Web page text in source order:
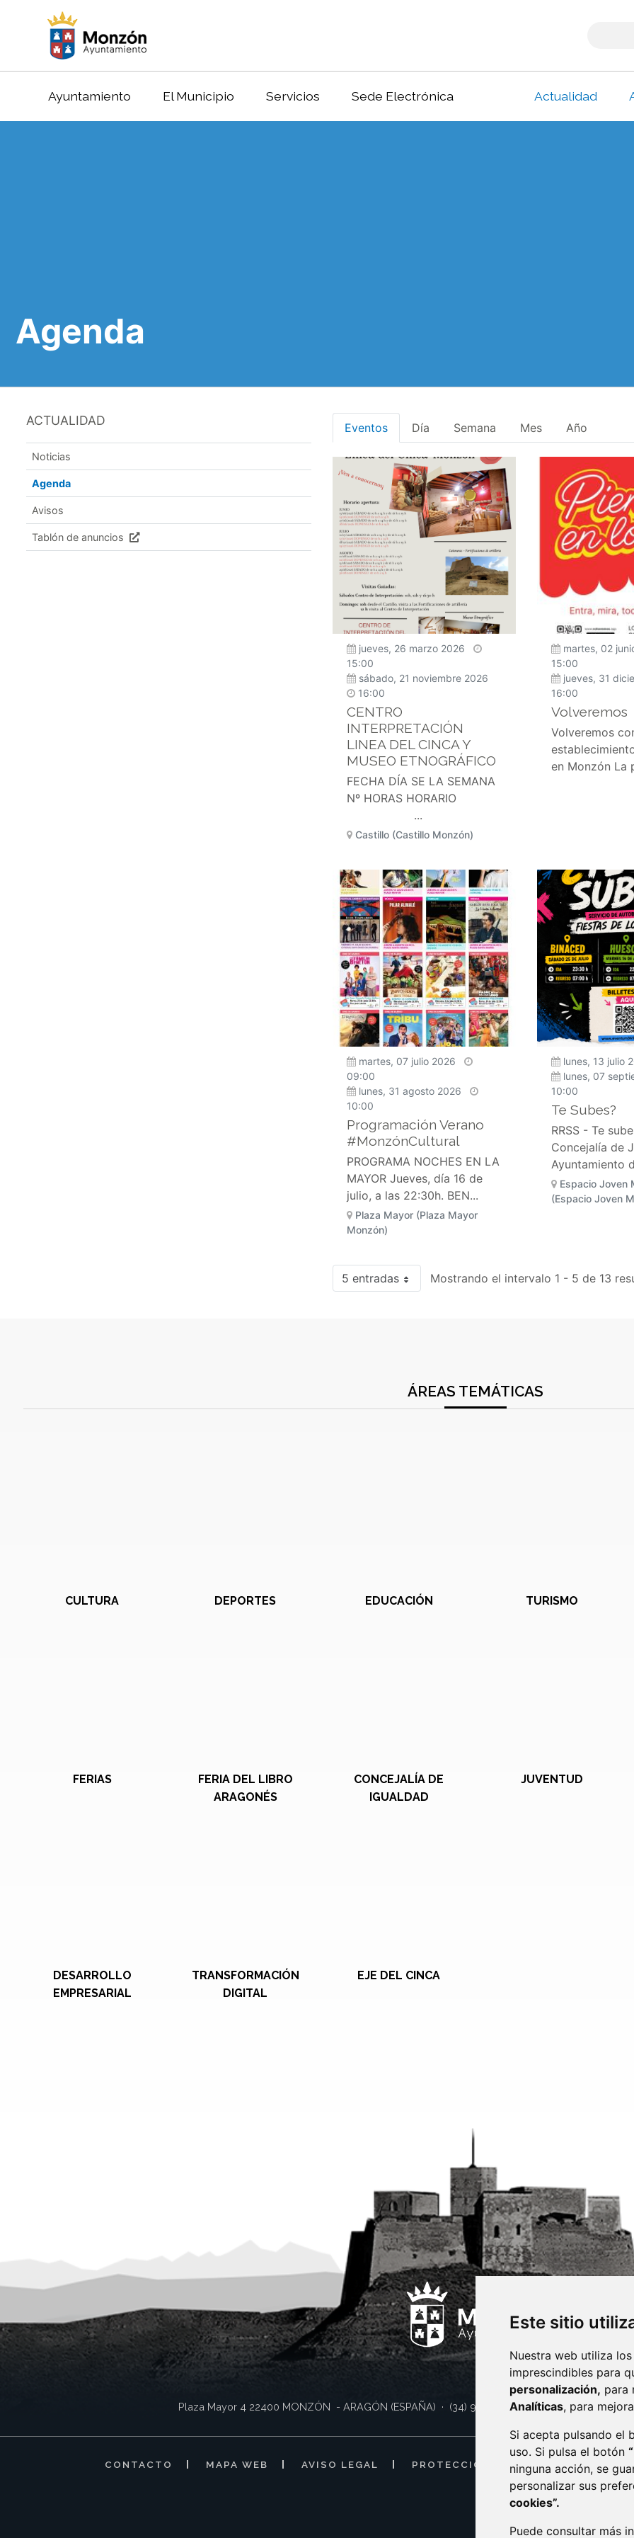
Este sitio
Nuestra web utiliza
imprescindibles para
personalización, para
Analíticas, para
Si acepta pulsando el
uso. Si pulsa el botón
ninguna acción, se
personalizar sus
cookies”.
Puede consultar más
Ayuntamiento El Municipio Servicios Sede Electrónica Actualidad
Agenda
ACTUALIDAD
Noticias
Agenda
Avisos
Tablón de anuncios
Eventos Día Semana Mes Año
jueves, 26 marzo 2026
15:00
sábado, 21 noviembre 2026
16:00
CENTRO
INTERPRETACIÓN
LINEA DEL CINCA Y
MUSEO ETNOGRÁFICO
FECHA DÍA SE LA SEMANA
Nº HORAS HORARIO
...
Castillo (Castillo Monzón)
martes, 02
15:00
jueves, 31
16:00
Volveremos
Volveremos
en Monzón La
martes, 07 julio 2026
09:00
lunes, 31 agosto 2026
10:00
Programación Verano
#MonzónCultural
PROGRAMA NOCHES EN LA
MAYOR Jueves, día 16 de
julio, a las 22:30h. BEN...
Plaza Mayor (Plaza Mayor
Monzón)
lunes, 13 julio
lunes, 07
10:00
Te Subes?
RRSS - Te
Concejalía de
Ayuntamiento
Espacio Joven
(Espacio Joven
5 entradas Mostrando el intervalo 1 - 5 de 13
ÁREAS TEMÁTICAS
CULTURA DEPORTES EDUCACIÓN TURISMO
FERIAS
FERIA DEL LIBRO
ARAGONÉS
CONCEJALÍA DE
IGUALDAD
JUVENTUD
DESARROLLO
EMPRESARIAL
TRANSFORMACIÓN
DIGITAL
EJE DEL CINCA
Plaza Mayor 4 22400 MONZÓN - ARAGÓN (ESPAÑA) · (34) 974 400 700 ·sac@monzon.es
CONTACTO MAPA WEB AVISO LEGAL PROTECCIÓN DE DATOS